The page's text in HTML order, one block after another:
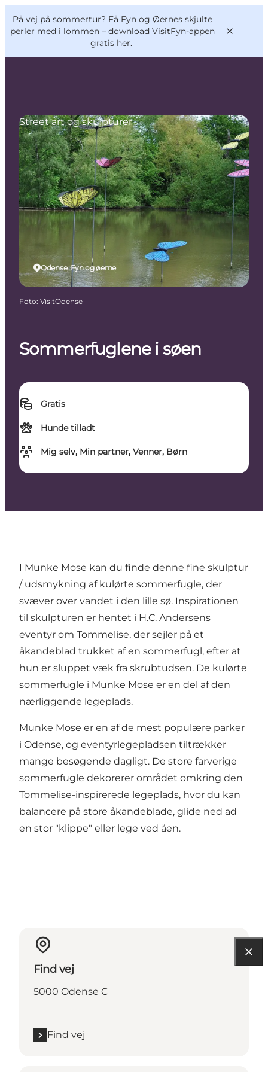
På vej på sommertur? Få Fyn og Øernes skjulte
perler med i lommen – download VisitFyn-appen
gratis her.
Oplevelser
Outdoor
Mad og drikke
Overnatning
Book lokale oplevelser
VisitFyn
Deutsch
Sommerfuglene i søen
Gratis
Hunde tilladt
Mig selv, Min partner, Venner, Børn
Odense, Fyn og øerne
Street art og skulpturer
Foto: VisitOdense
I Munke Mose kan du finde denne fine skulptur
/ udsmykning af kulørte sommerfugle, der
svæver over vandet i den lille sø. Inspirationen
til skulpturen er hentet i H.C. Andersens
eventyr om Tommelise, der sejler på et
åkandeblad trukket af en sommerfugl, efter at
hun er sluppet væk fra skrubtudsen. De kulørte
sommerfugle i Munke Mose er en del af den
nærliggende legeplads.
Munke Mose er en af de mest populære parker
i Odense, og eventyrlegepladsen tiltrækker
mange besøgende dagligt. De store farverige
sommerfugle dekorerer området omkring den
Tommelise-inspirerede legeplads, hvor du kan
balancere på store åkandeblade, glide ned ad
en stor "klippe" eller lege ved åen.
Find vej
5000 Odense C
Find vej